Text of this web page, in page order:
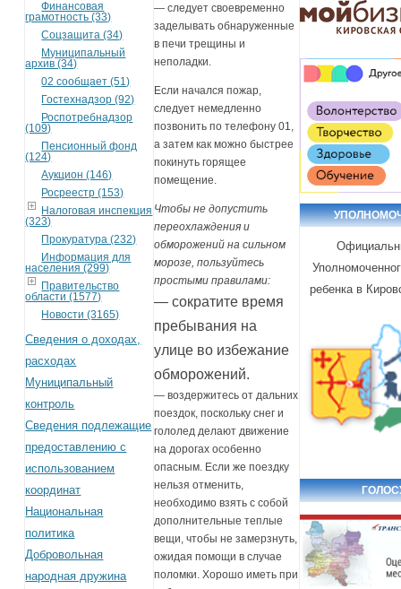
Финансовая
грамотность (33)
Соцзащита (34)
Муниципальный
архив (34)
02 сообщает (51)
Гостехнадзор (92)
Роспотребнадзор
(109)
Пенсионный фонд
(124)
Аукцион (146)
Росреестр (153)
Налоговая инспекция
(323)
Прокуратура (232)
Информация для
населения (299)
Правительство
области (1577)
Новости (3165)
Сведения о доходах,
расходах
Муниципальный
контроль
Сведения подлежащие
предоставлению с
использованием
координат
Национальная
политика
Добровольная
народная дружина
— следует своевременно
заделывать обнаруженные
в печи трещины и
неполадки.
Если начался пожар,
следует немедленно
позвонить по телефону 01,
а затем как можно быстрее
покинуть горящее
помещение.
Чтобы не допустить
переохлаждения и
обморожений на сильном
морозе, пользуйтесь
простыми правилами:
— сократите время
пребывания на
улице во избежание
обморожений.
— воздержитесь от дальних
поездок, поскольку снег и
гололед делают движение
на дорогах особенно
опасным. Если же поездку
нельзя отменить,
необходимо взять с собой
дополнительные теплые
вещи, чтобы не замерзнуть,
ожидая помощи в случае
поломки. Хорошо иметь при
ребенка в